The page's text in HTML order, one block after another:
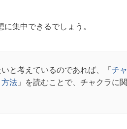
集中できるでしょう。
と考えているのであれば、「 チャ
法 」を読むことで、チャクラに関